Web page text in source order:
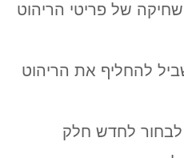
של פריטי הריהוט
להחליף את הריהוט
לבחור לחדש חלק